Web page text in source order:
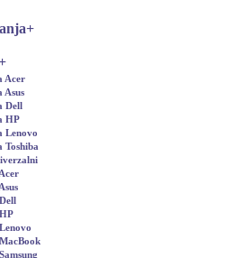
+
Acer
Asus
Dell
HP
Lenovo
Toshiba